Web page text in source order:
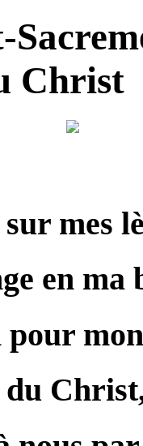
Christ
mes
en ma
pour
du